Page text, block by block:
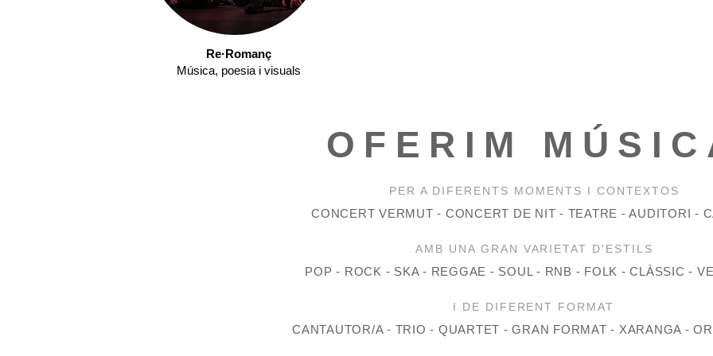
Re·Romanç
Música, poesia i visuals
OFERIM
PER A DIFERENTS MOMENTS I CONTEXTOS
CONCERT VERMUT - CONCERT DE NIT - TEATRE - AUDITORI -
AMB UNA GRAN VARIETAT D'ESTILS
POP - ROCK - SKA - REGGAE - SOUL - RNB - FOLK - CLÀSSIC -
I DE DIFERENT FORMAT
CANTAUTOR/A - TRIO - QUARTET - GRAN FORMAT - XARANGA -